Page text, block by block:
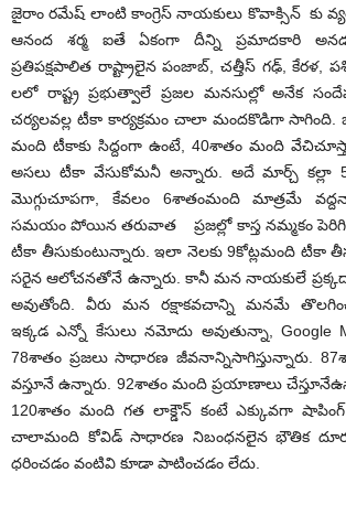
జైరాం రమేష్ లాంటి కాంగ్రెస్ నాయకులు కొవాక్సిన్ కు
ఆనంద శర్మ ఐతే ఏకంగా దీన్ని ప్రమాదకారి
ప్రతిపక్షపాలిత రాష్ట్రాలైన పంజాబ్, చత్తీస్ గఢ్, కేరళ,
లలో రాష్ట్ర ప్రభుత్వాలే ప్రజల మనసుల్లో అనేక
చర్యలవల్ల టీకా కార్యక్రమం చాలా మందకొడిగా సాగింది.
మంది టీకాకు సిద్దంగా ఉంటే, 40శాతం మంది
అసలు టీకా వేసుకోమనీ అన్నారు. అదే మార్చ్ కల్లా
మొగ్గుచూపగా, కేవలం 6శాతంమంది మాత్రమే
సమయం పోయిన తరువాత ప్రజల్లో కాస్త నమ్మకం పెరిగి
టీకా తీసుకుంటున్నారు. ఇలా నెలకు 9కోట్లమంది టీకా
సరైన ఆలోచనతోనే ఉన్నారు. కానీ మన నాయకులే ప్రక్కదారి
అవుతోంది. వీరు మన రక్షాకవచాన్ని మనమే
ఇక్కడ ఎన్నో కేసులు నమోదు అవుతున్నా, Google
78శాతం ప్రజలు సాధారణ జీవనాన్నిసాగిస్తున్నారు.
వస్తూనే ఉన్నారు. 92శాతం మంది ప్రయాణాలు
120శాతం మంది గత లాక్డౌన్ కంటే ఎక్కువగా షాపింగ్
చాలామంది కోవిడ్ సాధారణ నిబంధనలైన భౌతిక
ధరించడం వంటివి కూడా పాటించడం లేదు.